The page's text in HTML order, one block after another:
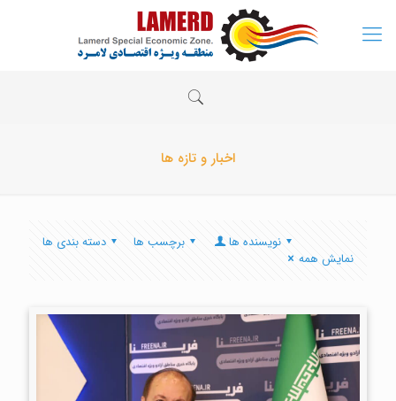
اخبار و تازه ها
دسته بندی ها برچسب ها
نویسنده ها
نمایش همه